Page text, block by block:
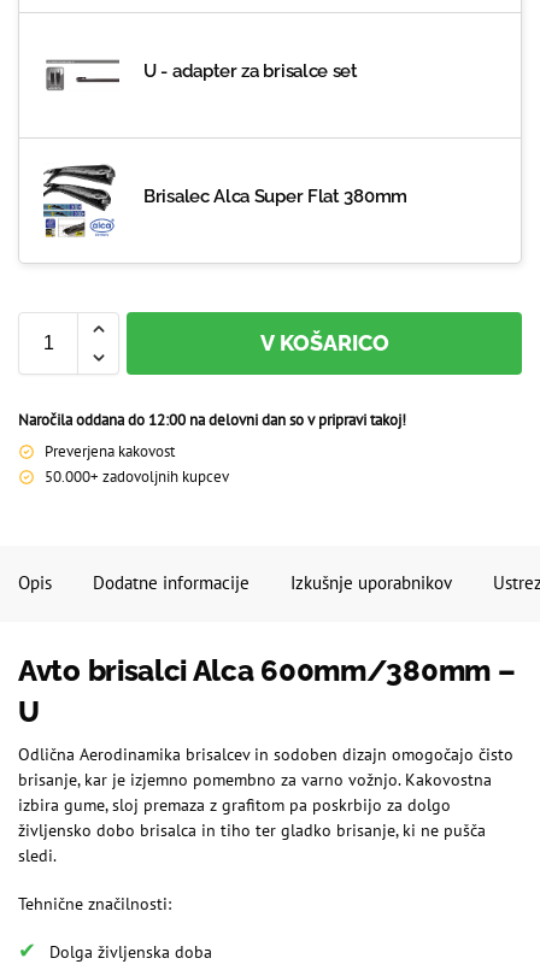
U - adapter za brisalce set
Brisalec Alca Super Flat 380mm
V KOŠARICO
Naročila oddana do 12:00 na delovni dan so v pripravi takoj!
Preverjena kakovost
50.000+ zadovoljnih kupcev
Opis Dodatne informacije Izkušnje uporabnikov
Avto brisalci Alca 600mm/380mm –
U
Odlična Aerodinamika brisalcev in sodoben dizajn omogočajo čisto
brisanje, kar je izjemno pomembno za varno vožnjo. Kakovostna
izbira gume, sloj premaza z grafitom pa poskrbijo za dolgo
življensko dobo brisalca in tiho ter gladko brisanje, ki ne pušča
sledi.
Tehnične značilnosti:
Dolga življenska doba